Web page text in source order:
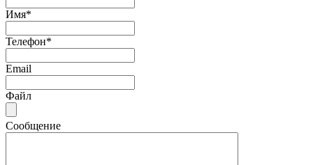
Имя*
Телефон*
Email
Файл
Сообщение